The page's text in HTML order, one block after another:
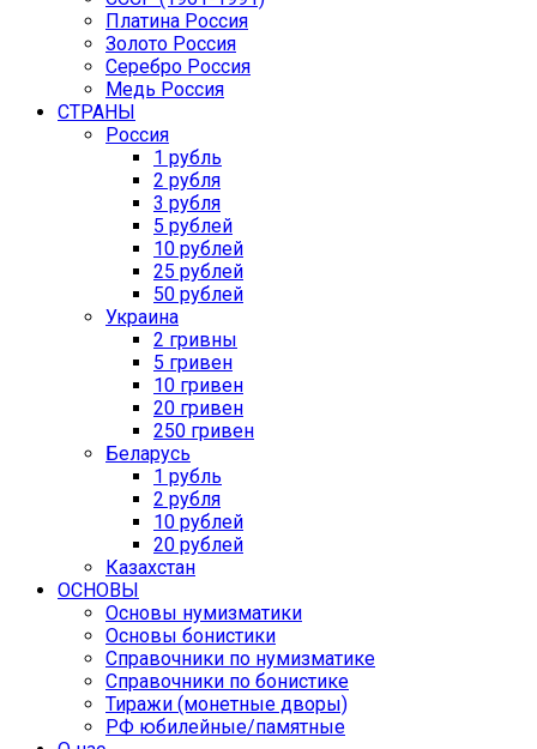
Платина Россия
Золото Россия
Серебро Россия
Медь Россия
СТРАНЫ
Россия
1 рубль
2 рубля
3 рубля
5 рублей
10 рублей
25 рублей
50 рублей
Украина
2 гривны
5 гривен
10 гривен
20 гривен
250 гривен
Беларусь
1 рубль
2 рубля
10 рублей
20 рублей
Казахстан
ОСНОВЫ
Основы нумизматики
Основы бонистики
Справочники по нумизматике
Справочники по бонистике
Тиражи (монетные дворы)
РФ юбилейные/памятные